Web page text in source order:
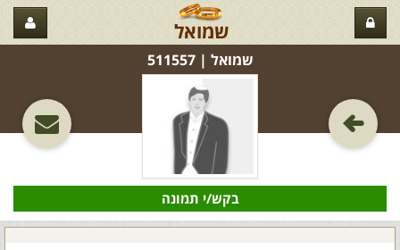
שמואל
שמואל‏ | 511557
בקש/י תמונה